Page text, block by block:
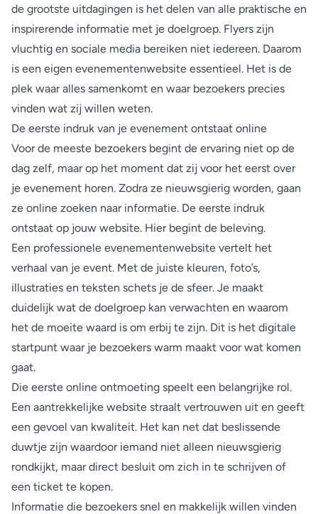
de grootste uitdagingen is het delen van alle praktische en
inspirerende informatie met je doelgroep. Flyers zijn
vluchtig en sociale media bereiken niet iedereen. Daarom
is een eigen evenementenwebsite essentieel. Het is de
plek waar alles samenkomt en waar bezoekers precies
vinden wat zij willen weten.
De eerste indruk van je evenement ontstaat online
Voor de meeste bezoekers begint de ervaring niet op de
dag zelf, maar op het moment dat zij voor het eerst over
je evenement horen. Zodra ze nieuwsgierig worden, gaan
ze online zoeken naar informatie. De eerste indruk
ontstaat op jouw website. Hier begint de beleving.
Een professionele evenementenwebsite vertelt het
verhaal van je event. Met de juiste kleuren, foto’s,
illustraties en teksten schets je de sfeer. Je maakt
duidelijk wat de doelgroep kan verwachten en waarom
het de moeite waard is om erbij te zijn. Dit is het digitale
startpunt waar je bezoekers warm maakt voor wat komen
gaat.
Die eerste online ontmoeting speelt een belangrijke rol.
Een aantrekkelijke website straalt vertrouwen uit en geeft
een gevoel van kwaliteit. Het kan net dat beslissende
duwtje zijn waardoor iemand niet alleen nieuwsgierig
rondkijkt, maar direct besluit om zich in te schrijven of
een ticket te kopen.
Informatie die bezoekers snel en makkelijk willen vinden